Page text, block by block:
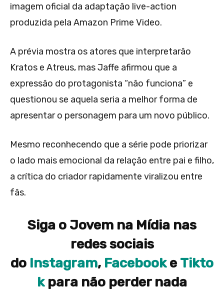
imagem oficial da adaptação live-action
produzida pela Amazon Prime Video.
A prévia mostra os atores que interpretarão
Kratos e Atreus, mas Jaffe afirmou que a
expressão do protagonista “não funciona” e
questionou se aquela seria a melhor forma de
apresentar o personagem para um novo público.
Mesmo reconhecendo que a série pode priorizar
o lado mais emocional da relação entre pai e filho,
a crítica do criador rapidamente viralizou entre
fãs.
Siga o Jovem na Mídia nas
redes sociais
do Instagram, FacebookeTikto
k para não perder nada